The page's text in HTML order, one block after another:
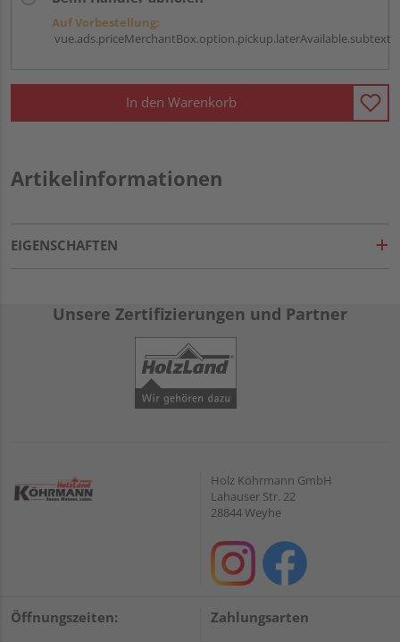
Auf Vorbestellung:
vue.ads.priceMerchantBox.option.pickup.laterAvailable.subtext
In den Warenkorb
Artikelinformationen
EIGENSCHAFTEN
Unsere Zertifizierungen und Partner
Holz Köhrmann GmbH
Lahauser Str. 22
28844 Weyhe
Öffnungszeiten: Zahlungsarten